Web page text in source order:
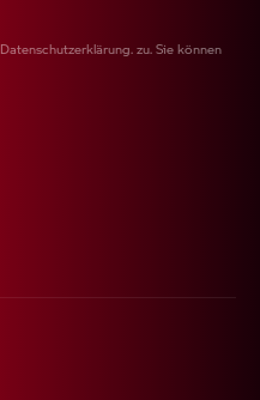
Datenschutzerklärung. zu. Sie können